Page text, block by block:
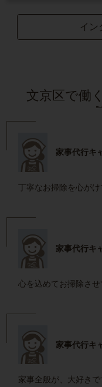
イン
文京区で働
家事代行キ
丁寧なお掃除を心が
家事代行キ
心を込めてお掃除させ
家事代行キ
家事全般が、大好きで